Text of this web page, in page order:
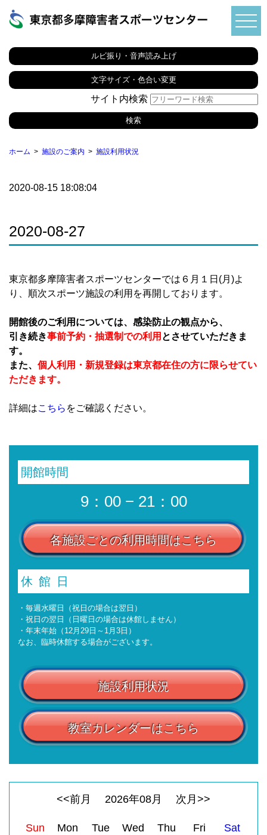
ルビ振り・音声読み上げ
文字サイズ・色合い変更
サイト内検索
ホーム 施設のご案内 施設利用状況
2020-08-15 18:08:04
2020-08-27
東京都多摩障害者スポーツセンターでは６月１日(月)よ
り、順次スポーツ施設の利用を再開しております。
開館後のご利用については、感染防止の観点から、
引き続き事前予約・抽選制での利用 とさせていただきま
す。
また、 個人利用・新規登録は東京都在住の方に限らせてい
ただきます。
詳細はこちら をご確認ください。
開館時間
9：00 − 21：00
各施設ごとの利用時間はこちら
休館日
・毎週水曜日（祝日の場合は翌日）
・祝日の翌日（日曜日の場合は休館しません）
・年末年始（12月29日～1月3日）
なお、臨時休館する場合がございます。
施設利用状況
教室カレンダーはこちら
<<前月 2026年08月 次月>>
Sun Mon Tue Wed Thu Fri
Sat